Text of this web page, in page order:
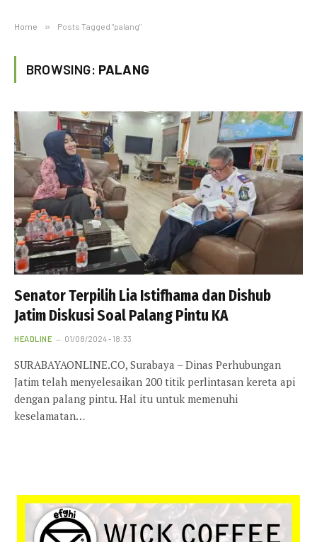
Home » Posts Tagged "palang"
BROWSING: PALANG
Senator Terpilih Lia Istifhama dan Dishub
Jatim Diskusi Soal Palang Pintu KA
HEADLINE 01/08/2024 - 18:33
SURABAYAONLINE.CO, Surabaya – Dinas Perhubungan
Jatim telah menyelesaikan 200 titik perlintasan kereta api
dengan palang pintu. Hal itu untuk memenuhi
keselamatan…